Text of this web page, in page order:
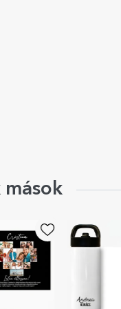
mások
EXKLUZÍV